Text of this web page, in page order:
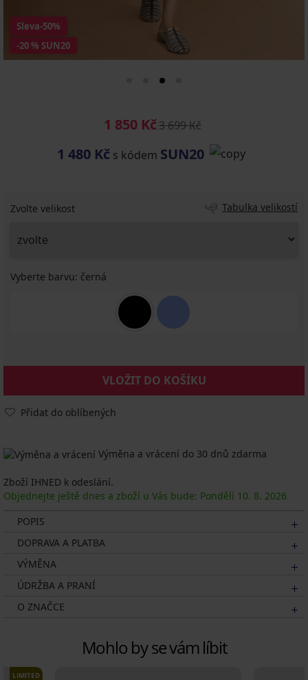
-20 % SUN20
Sleva-50%
1 850 Kč3 699 Kč
1 480 Kč s kódem SUN20
Zvolte velikost Tabulka velikostí
Vyberte barvu: černá
VLOŽIT DO KOŠÍKU
Přidat do oblíbených
Výměna a vrácení do 30 dnů zdarma
Zboží IHNED k odeslání.
Objednejte ještě dnes a zboží u Vás bude: Pondělí 10. 8. 2026
POPIS
DOPRAVA A PLATBA
VÝMĚNA
ÚDRŽBA A PRANÍ
O ZNAČCE
Mohlo by se vám líbit
LIMITED